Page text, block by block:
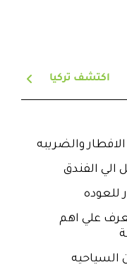
اكتشف تركيا
والضريبه
الي الفندق
للعوده
علي اهم
السياحيه